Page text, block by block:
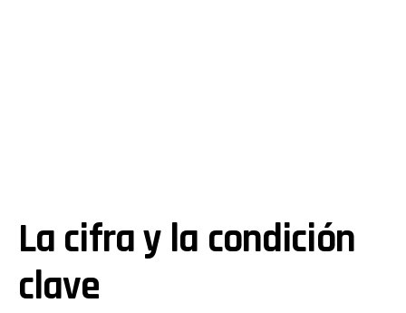
La cifra y la condición
clave